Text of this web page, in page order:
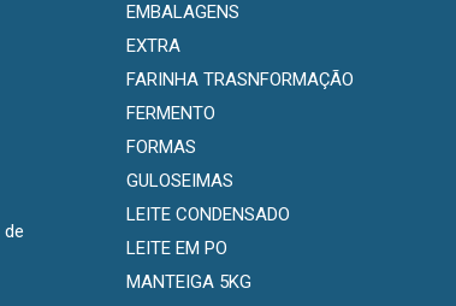
EMBALAGENS
EXTRA
FARINHA TRASNFORMAÇÃO
FERMENTO
FORMAS
GULOSEIMAS
LEITE CONDENSADO
LEITE EM PO
MANTEIGA 5KG